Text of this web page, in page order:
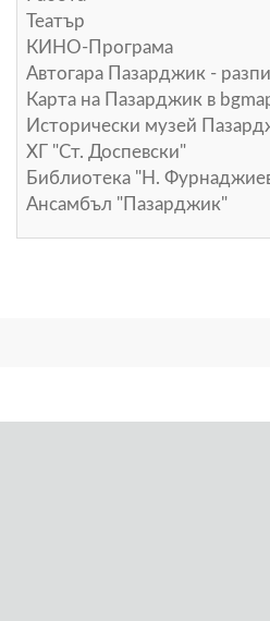
Театър
КИНО-Програма
Автогара Пазарджик -
Карта на Пазарджик в
Исторически музей
ХГ "Ст. Доспевски"
Библиотека "Н.
Ансамбъл "Пазарджик"